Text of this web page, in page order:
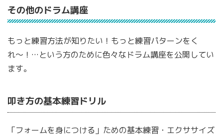
その他のドラム講座
もっと練習方法が知りたい！もっと練習パターンをく
れ〜！…という方のために色々なドラム講座を公開してい
ます。
叩き方の基本練習ドリル
「フォームを身につける」ための基本練習・エクササイズ